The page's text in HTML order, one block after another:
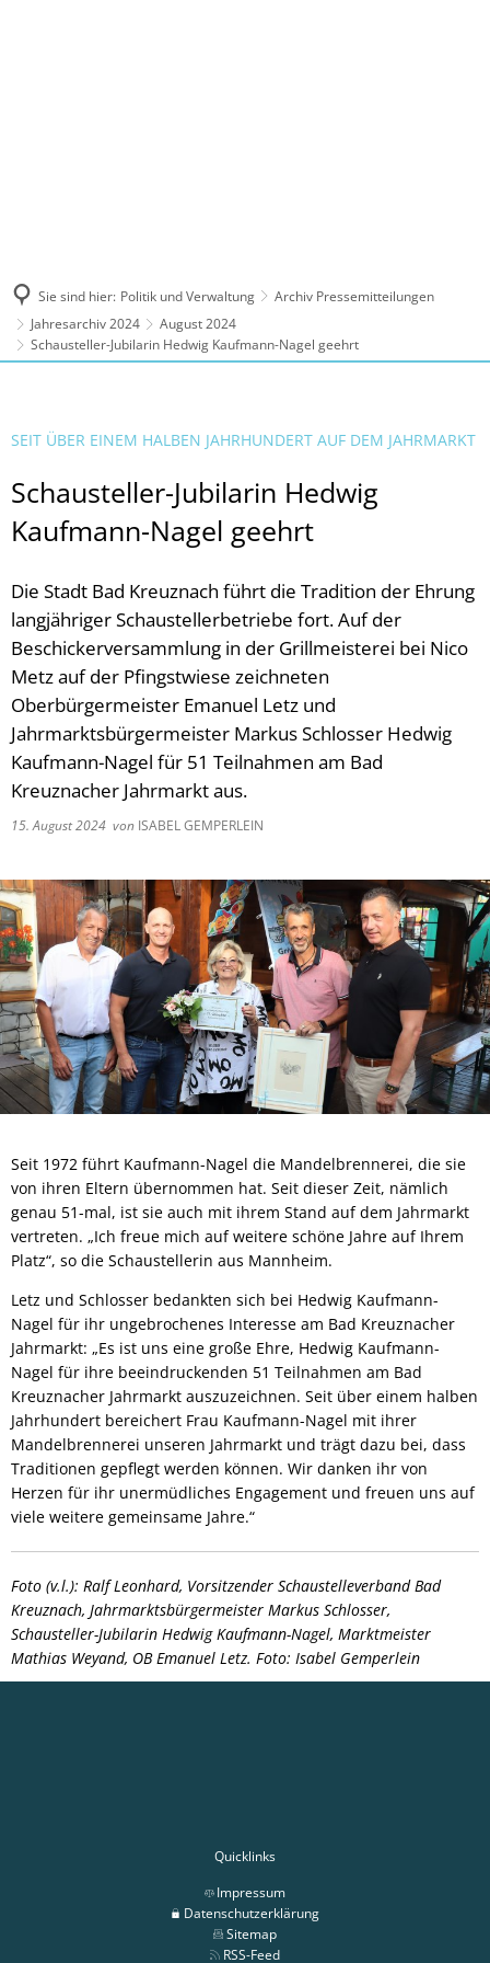
Sie sind hier: Politik und Verwaltung
Archiv Pressemitteilungen
Jahresarchiv 2024
August 2024
Schausteller-Jubilarin Hedwig Kaufmann-Nagel geehrt
SEIT ÜBER EINEM HALBEN JAHRHUNDERT AUF DEM JAHRMARKT
Schausteller-Jubilarin Hedwig
Kaufmann-Nagel geehrt
Die Stadt Bad Kreuznach führt die Tradition der Ehrung
langjähriger Schaustellerbetriebe fort. Auf der
Beschickerversammlung in der Grillmeisterei bei Nico
Metz auf der Pfingstwiese zeichneten
Oberbürgermeister Emanuel Letz und
Jahrmarktsbürgermeister Markus Schlosser Hedwig
Kaufmann-Nagel für 51 Teilnahmen am Bad
Kreuznacher Jahrmarkt aus.
15. August 2024 von ISABEL GEMPERLEIN
Seit 1972 führt Kaufmann-Nagel die Mandelbrennerei, die sie
von ihren Eltern übernommen hat. Seit dieser Zeit, nämlich
genau 51-mal, ist sie auch mit ihrem Stand auf dem Jahrmarkt
vertreten. „Ich freue mich auf weitere schöne Jahre auf Ihrem
Platz“, so die Schaustellerin aus Mannheim.
Letz und Schlosser bedankten sich bei Hedwig Kaufmann-
Nagel für ihr ungebrochenes Interesse am Bad Kreuznacher
Jahrmarkt: „Es ist uns eine große Ehre, Hedwig Kaufmann-
Nagel für ihre beeindruckenden 51 Teilnahmen am Bad
Kreuznacher Jahrmarkt auszuzeichnen. Seit über einem halben
Jahrhundert bereichert Frau Kaufmann-Nagel mit ihrer
Mandelbrennerei unseren Jahrmarkt und trägt dazu bei, dass
Traditionen gepflegt werden können. Wir danken ihr von
Herzen für ihr unermüdliches Engagement und freuen uns auf
viele weitere gemeinsame Jahre.“
Foto (v.l.): Ralf Leonhard, Vorsitzender Schaustelleverband Bad
Kreuznach, Jahrmarktsbürgermeister Markus Schlosser,
Schausteller-Jubilarin Hedwig Kaufmann-Nagel, Marktmeister
Mathias Weyand, OB Emanuel Letz. Foto: Isabel Gemperlein
Quicklinks
Impressum
Datenschutzerklärung
Sitemap
RSS-Feed